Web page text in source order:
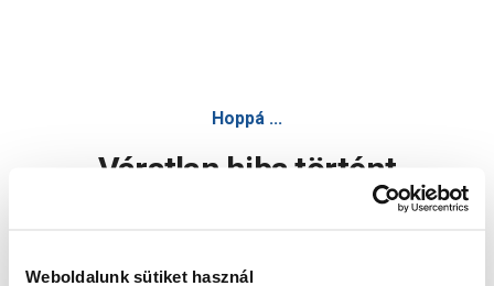
Weboldalunk sütiket használ
Hoppá ...
Váratlan hiba történt